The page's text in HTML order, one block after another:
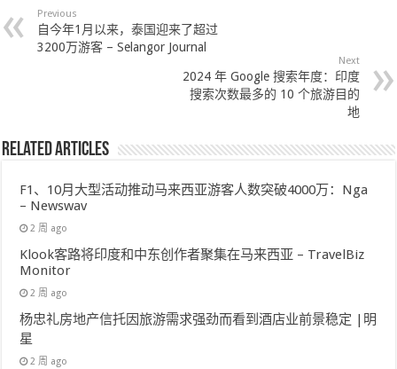
Previous
自今年1月以来，泰国迎来了超过
3200万游客 – Selangor Journal
Next
2024 年 Google 搜索年度：印度
搜索次数最多的 10 个旅游目的
地
Related Articles
F1、10月大型活动推动马来西亚游客人数突破4000万：Nga
– Newswav
2 周 ago
Klook客路将印度和中东创作者聚集在马来西亚 – TravelBiz
Monitor
2 周 ago
杨忠礼房地产信托因旅游需求强劲而看到酒店业前景稳定 |明
星
2 周 ago